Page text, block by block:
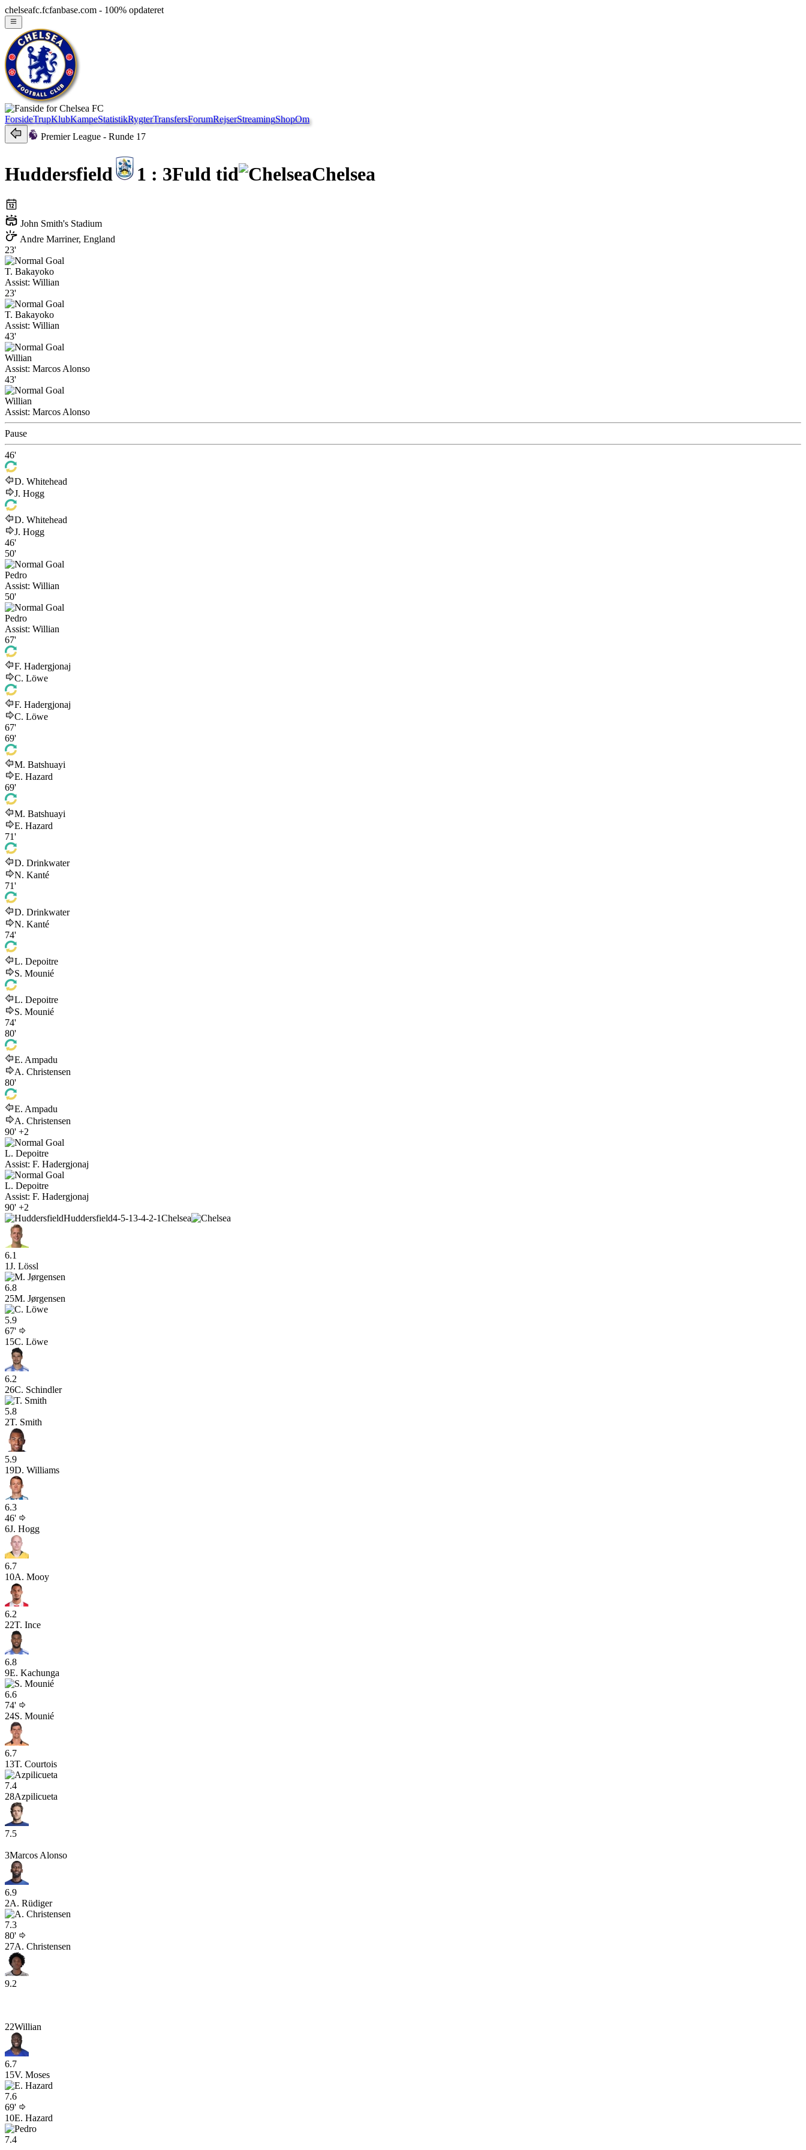
chelseafc.fcfanbase.com - 100% opdateret
ForsideTrupKlubKampeStatistikRygterTransfersForumRejserStreamingShopOm
Premier League - Runde 17
Huddersfield 1 : 3Fuld tid Chelsea
John Smith's Stadium
Andre Marriner, England
23'
T. Bakayoko
Assist: Willian
23'
T. Bakayoko
Assist: Willian
43'
Willian
Assist: Marcos Alonso
43'
Willian
Assist: Marcos Alonso
Pause
46'
D. Whitehead
J. Hogg
D. Whitehead
J. Hogg
46'
50'
Pedro
Assist: Willian
50'
Pedro
Assist: Willian
67'
F. Hadergjonaj
C. Löwe
F. Hadergjonaj
C. Löwe
67'
69'
M. Batshuayi
E. Hazard
69'
M. Batshuayi
E. Hazard
71'
D. Drinkwater
N. Kanté
71'
D. Drinkwater
N. Kanté
74'
L. Depoitre
S. Mounié
L. Depoitre
S. Mounié
74'
80'
E. Ampadu
A. Christensen
80'
E. Ampadu
A. Christensen
90' +2
L. Depoitre
Assist: F. Hadergjonaj
L. Depoitre
Assist: F. Hadergjonaj
90' +2
Huddersfield4-5-13-4-2-1Chelsea
6.1
1J. Lössl
6.8
25M. Jørgensen
5.9
67'
15C. Löwe
6.2
26C. Schindler
5.8
2T. Smith
5.9
19D. Williams
6.3
46'
6J. Hogg
6.7
10A. Mooy
6.2
22T. Ince
6.8
9E. Kachunga
6.6
74'
24S. Mounié
6.7
13T. Courtois
7.4
28Azpilicueta
7.5
3Marcos Alonso
6.9
2A. Rüdiger
7.3
80'
27A. Christensen
9.2
22Willian
6.7
15V. Moses
7.6
69'
10E. Hazard
7.4